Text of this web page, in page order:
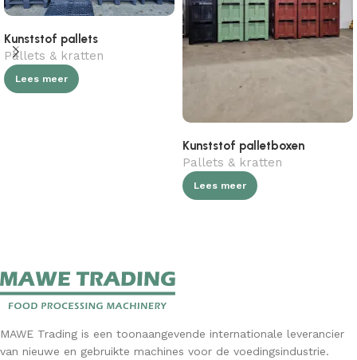
Kunststof pallets
Pallets & kratten
Lees meer
Kunststof palletboxen
Pallets & kratten
Lees meer
MAWE Trading is een toonaangevende internationale leverancier
van nieuwe en gebruikte machines voor de voedingsindustrie.